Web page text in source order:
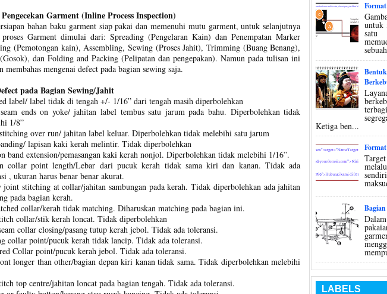
Garment (Inline Process Inspection)
bahan baku garment siap pakai dan memenuhi mutu garment, untuk selanjutnya
Garment dimulai dari: Spreading (Pengelaran Kain) dan Penempatan Marker
(Pemotongan kain), Assembling, Sewing (Proses Jahit), Trimming (Buang Benang),
dan Folding and Packing (Pelipatan dan pengepakan). Namun pada tulisan ini
membahas mengenai defect pada bagian sewing saja.
pada Bagian Sewing/Jahit
label/ label tidak di tengah +/- 1/16” dari tengah masih diperbolehkan
ends on yoke/ jahitan label tembus satu jarum pada bahu. Diperbolehkan tidak
1/8”
over run/ jahitan label keluar. Diperbolehkan tidak melebihi satu jarum
lapisan kaki kerah melintir. Tidak diperbolehkan
band extension/pemasangan kaki kerah nonjol. Diperbolehkan tidak melebihi 1/16”.
collar point length/Lebar dari pucuk kerah tidak sama kiri dan kanan. Tidak ada
, ukuran harus benar benar akurat.
stitching at collar/jahitan sambungan pada kerah. Tidak diperbolehkan ada jahitan
pada bagian kerah.
collar/kerah tidak matching. Diharuskan matching pada bagian ini.
collar/stik kerah loncat. Tidak diperbolehkan
collar closing/pasang tutup kerah jebol. Tidak ada toleransi.
collar point/pucuk kerah tidak lancip. Tidak ada toleransi.
Collar point/pucuk kerah jebol. Tidak ada toleransi.
longer than other/bagian depan kiri kanan tidak sama. Tidak diperbolehkan melebihi
top centre/jahitan loncat pada bagian tengah. Tidak ada toleransi.
untuk
Ketiga ben...
LABELS